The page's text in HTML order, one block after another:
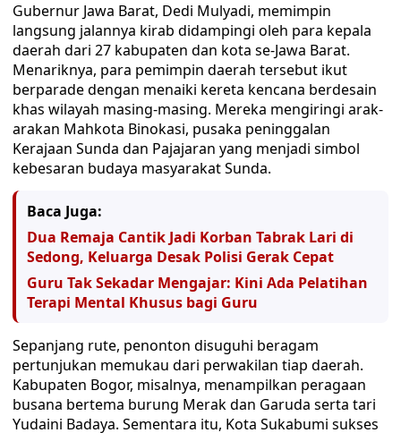
Gubernur Jawa Barat, Dedi Mulyadi, memimpin
langsung jalannya kirab didampingi oleh para kepala
daerah dari 27 kabupaten dan kota se-Jawa Barat.
Menariknya, para pemimpin daerah tersebut ikut
berparade dengan menaiki kereta kencana berdesain
khas wilayah masing-masing. Mereka mengiringi arak-
arakan Mahkota Binokasi, pusaka peninggalan
Kerajaan Sunda dan Pajajaran yang menjadi simbol
kebesaran budaya masyarakat Sunda.
Baca Juga:
Dua Remaja Cantik Jadi Korban Tabrak Lari di
Sedong, Keluarga Desak Polisi Gerak Cepat
Guru Tak Sekadar Mengajar: Kini Ada Pelatihan
Terapi Mental Khusus bagi Guru
Sepanjang rute, penonton disuguhi beragam
pertunjukan memukau dari perwakilan tiap daerah.
Kabupaten Bogor, misalnya, menampilkan peragaan
busana bertema burung Merak dan Garuda serta tari
Yudaini Badaya. Sementara itu, Kota Sukabumi sukses